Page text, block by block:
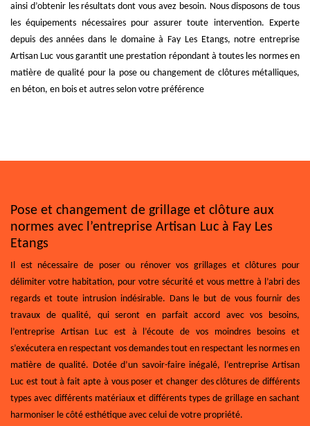
ainsi d’obtenir les résultats dont vous avez besoin. Nous disposons de tous
les équipements nécessaires pour assurer toute intervention. Experte
depuis des années dans le domaine à Fay Les Etangs, notre entreprise
Artisan Luc vous garantit une prestation répondant à toutes les normes en
matière de qualité pour la pose ou changement de clôtures métalliques,
en béton, en bois et autres selon votre préférence
Pose et changement de grillage et clôture aux
normes avec l’entreprise Artisan Luc à Fay Les
Etangs
Il est nécessaire de poser ou rénover vos grillages et clôtures pour
délimiter votre habitation, pour votre sécurité et vous mettre à l’abri des
regards et toute intrusion indésirable. Dans le but de vous fournir des
travaux de qualité, qui seront en parfait accord avec vos besoins,
l’entreprise Artisan Luc est à l’écoute de vos moindres besoins et
s’exécutera en respectant vos demandes tout en respectant les normes en
matière de qualité. Dotée d’un savoir-faire inégalé, l’entreprise Artisan
Luc est tout à fait apte à vous poser et changer des clôtures de différents
types avec différents matériaux et différents types de grillage en sachant
harmoniser le côté esthétique avec celui de votre propriété.